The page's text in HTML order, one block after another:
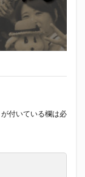
が付いている欄は必